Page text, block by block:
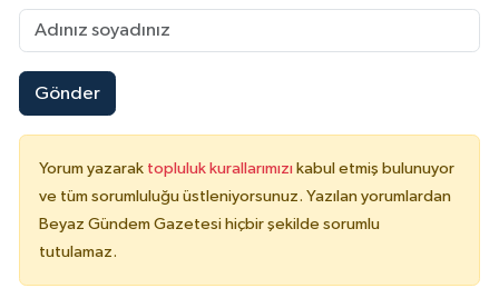
Gönder
Yorum yazarak topluluk kurallarımızı kabul etmiş bulunuyor
ve tüm sorumluluğu üstleniyorsunuz. Yazılan yorumlardan
Beyaz Gündem Gazetesi hiçbir şekilde sorumlu
tutulamaz.